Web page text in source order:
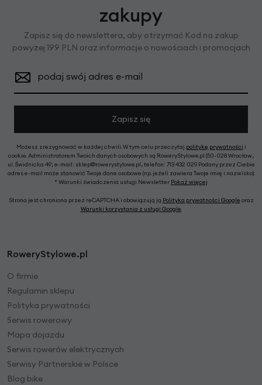
zakupy
Zapisz się do newslettera, aby otrzymać Kod na zakup
powyżej 199 PLN oraz informacje o nowościach i promocjach
podaj swój adres e-mail
Zapisz się
Możesz zrezygnować w każdej chwili. W tym celu przeczytaj politykę prywatności i
cookie. Administratorem Twoich danych osobowych są RoweryStylowe.pl (50-028 Wrocław,
ul. Świdnicka 49; e-mail: sklep@rowerystylowe.pl, telefon: 713 432 029. Podany przez Ciebie
adres e-mail może stanowić Twoje dane osobowe (np. jeżeli zawiera Twoje imię i nazwisko).
* Warunki świadczenia usługi Newsletter Pokaż więcej
Strona jest chroniona przez reCAPTCHA i obowiązują ją Polityka prywatności Google oraz
Warunki korzystania z usługi Google.
RoweryStylowe.pl
O firmie
Regulamin sklepu
Polityka prywatności
Serwis rowerowy
Mapa dojazdu
Serwis rowerów elektrycznych
Serwisy Partnerskie w Polsce
Blog bike